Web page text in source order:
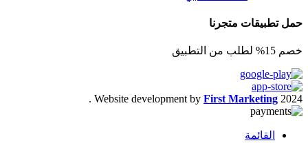
حمل تطبيقات متجرنا
خصم 15% لطلب من التطبيق
Website development by First Marketing 2024
.
القائمة